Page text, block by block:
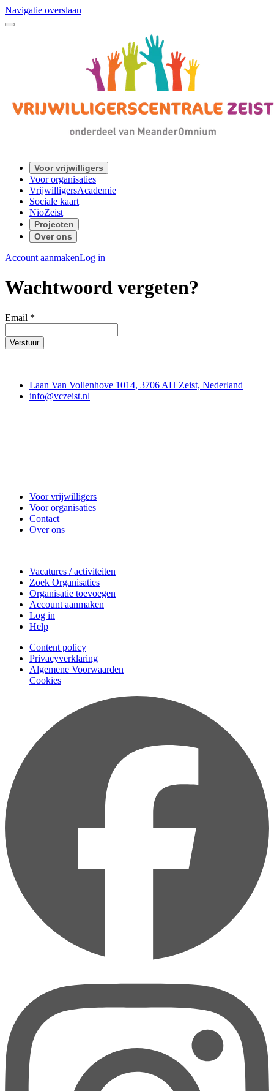
Navigatie overslaan
Voor vrijwilligers
Voor organisaties
VrijwilligersAcademie
Sociale kaart
NioZeist
Projecten
Over ons
Account aanmakenLog in
Wachtwoord vergeten?
Email *
Verstuur
Laan Van Vollenhove 1014, 3706 AH Zeist, Nederland
info@vczeist.nl
Voor vrijwilligers
Voor organisaties
Contact
Over ons
Vacatures / activiteiten
Zoek Organisaties
Organisatie toevoegen
Account aanmaken
Log in
Help
Content policy
Privacyverklaring
Algemene Voorwaarden
Cookies